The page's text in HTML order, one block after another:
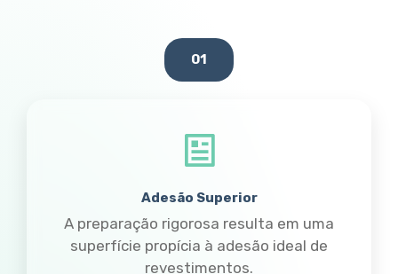
01
Adesão Superior
A preparação rigorosa resulta em uma
superfície propícia à adesão ideal de
revestimentos.